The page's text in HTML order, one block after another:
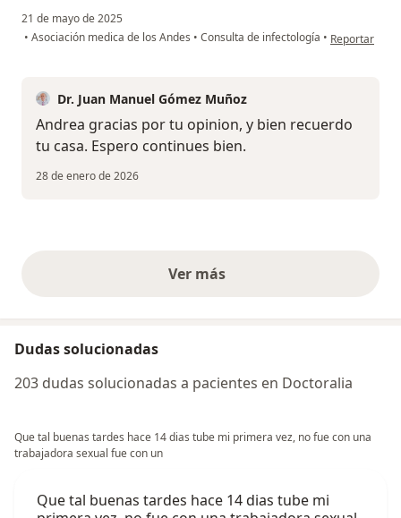
21 de mayo de 2025
• Asociación medica de los Andes • Consulta de infectología • en opinión
Reportar
Dr. Juan Manuel Gómez Muñoz
Andrea gracias por tu opinion, y bien recuerdo
tu casa. Espero continues bien.
28 de enero de 2026
Ver másopiniones anteriores
Dudas solucionadas
203 dudas solucionadas a pacientes en Doctoralia
Que tal buenas tardes hace 14 dias tube mi primera vez, no fue con una
trabajadora sexual fue con un
Que tal buenas tardes hace 14 dias tube mi